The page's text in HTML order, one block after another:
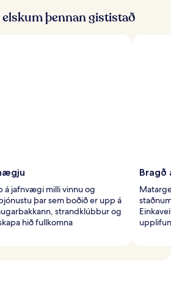
þennan gististað
á jafnvægi milli vinnu og
þar sem boðið er upp á
strandklúbbur og
hið fullkomna
Bragð